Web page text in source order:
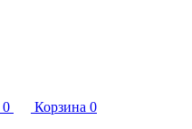
0 Корзина 0